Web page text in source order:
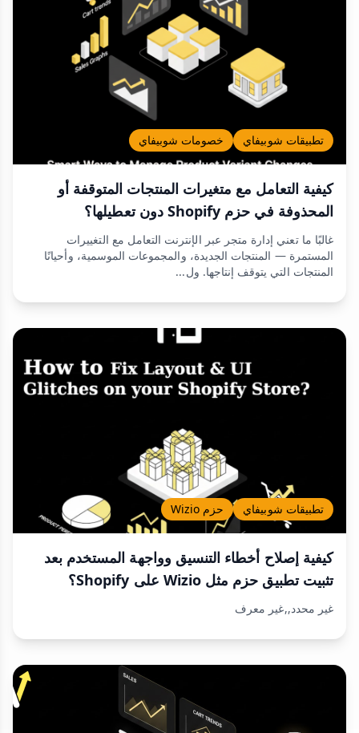
تطبيقات شوبيفاي خصومات شوبيفاي
كيفية التعامل مع متغيرات المنتجات المتوقفة أو
المحذوفة في حزم Shopify دون تعطيلها؟
غالبًا ما تعني إدارة متجر عبر الإنترنت التعامل مع التغييرات
المستمرة — المنتجات الجديدة، والمجموعات الموسمية، وأحيانًا
المنتجات التي يتوقف إنتاجها. ول...
تطبيقات شوبيفاي حزم Wizio
كيفية إصلاح أخطاء التنسيق وواجهة المستخدم بعد
تثبيت تطبيق حزم مثل Wizio على Shopify؟
غير محدد,,غير معرف